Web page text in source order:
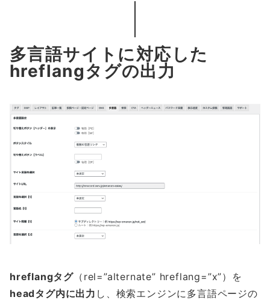
多言語サイトに対応した
hreflangタグの出力
hreflangタグ （rel=”alternate” hreflang=”x”）を
headタグ内に出力 し、検索エンジンに多言語ページの